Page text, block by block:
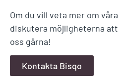
Om du vill veta mer om
diskutera möjligheterna
oss gärna!
Kontakta Bisqo